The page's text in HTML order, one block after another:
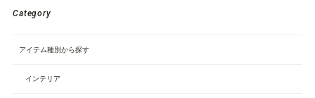
Category
アイテム種別から探す
インテリア